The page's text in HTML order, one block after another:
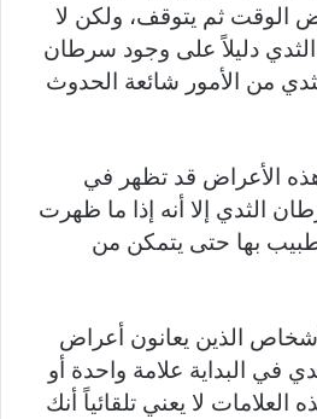
الوقت ثم يتوقف، ولكن لا
دليلاً على وجود سرطان
من الأمور شائعة الحدوث
الأعراض قد تظهر في
الثدي إلا أنه إذا ما ظهرت
بها حتى يتمكن من
الذين يعانون أعراض
في البداية علامة واحدة أو
لا يعني تلقائياً أنك